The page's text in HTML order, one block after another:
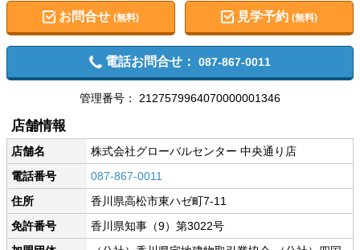
お問合せ (無料) 見学予約(無料)
電話お問合せ： 087-867-0011
管理番号： 2127579964070000001346
店舗情報
店舗名
株式会社グローバルセンター 中央通り店
電話番号
087-867-0011
住所
香川県高松市東ハゼ町7-11
免許番号
香川県知事（9）第3022号